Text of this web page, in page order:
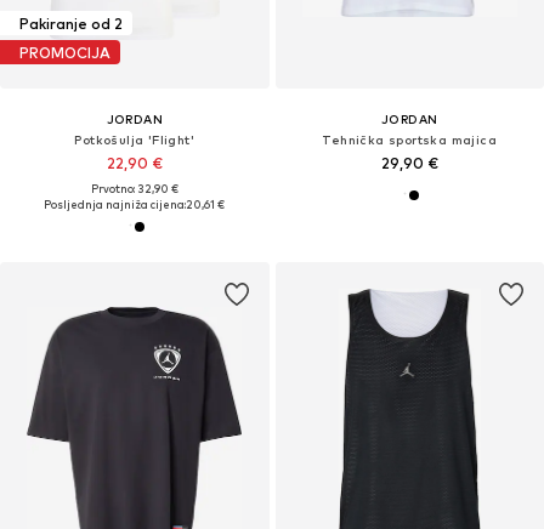
Pakiranje od 2
PROMOCIJA
JORDAN
Potkošulja 'Flight'
22,90 €
Prvotno: 32,90 €
Posljednja najniža cijena:20,61 €
JORDAN
Tehnička sportska majica
29,90 €